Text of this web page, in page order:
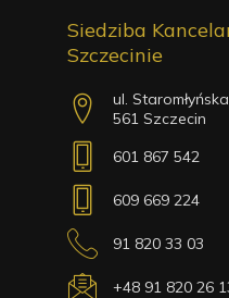
Siedziba
Szczecinie
ul.
561 Szczecin
601 867 542
609 669 224
91 820 33 03
+48 91 820 26